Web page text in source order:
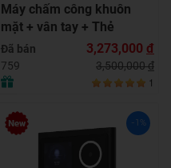
Máy chấm công khuôn
mặt + vân tay + Thẻ
Mifare HIKVISION DS-
K1T343MFWX
Đã bán
759
3,273,000 đ
3,500,000đ
1
-1%